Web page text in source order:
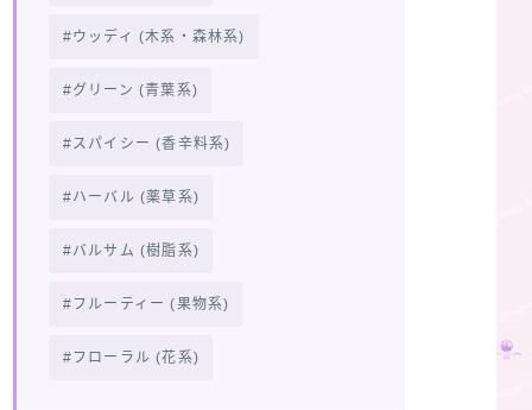
ウッディ (木系・森林系)
グリーン (青葉系)
スパイシー (香辛料系)
ハーバル (薬草系)
バルサム (樹脂系)
フルーティー (果物系)
フローラル (花系)